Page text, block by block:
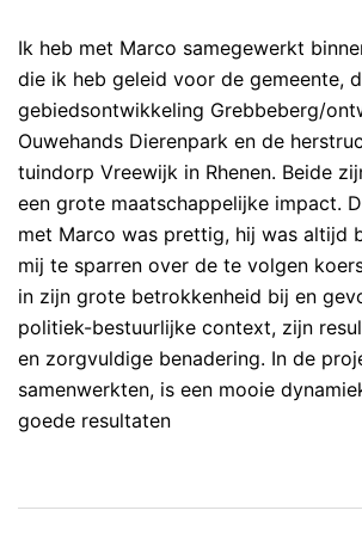
Ik heb met Marco samegewerkt
die ik heb geleid voor de gemeente,
gebiedsontwikkeling Grebbeberg/
Ouwehands Dierenpark en de
tuindorp Vreewijk in Rhenen. Beide
een grote maatschappelijke impact.
met Marco was prettig, hij was altijd
mij te sparren over de te volgen
in zijn grote betrokkenheid bij en
politiek-bestuurlijke context, zijn
en zorgvuldige benadering. In de
samenwerkten, is een mooie
goede resultaten